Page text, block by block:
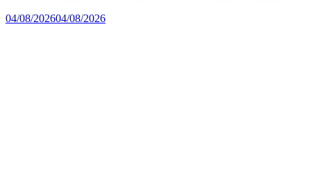
04/08/202604/08/2026